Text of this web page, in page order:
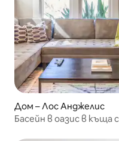
Дом – Лос Анджелис
Басейн в оазис в